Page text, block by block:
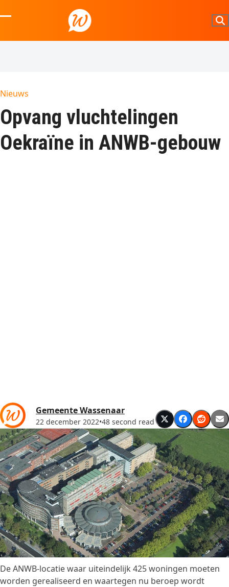
to
mobile
mobile
Nieuws
Opvang vluchtelingen
Oekraïne in ANWB-gebouw
Gemeente Wassenaar
22 december 2022•48 second read
De ANWB-locatie waar uiteindelijk 425 woningen moeten
worden gerealiseerd en waartegen nu beroep wordt